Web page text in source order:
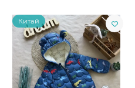
Китай